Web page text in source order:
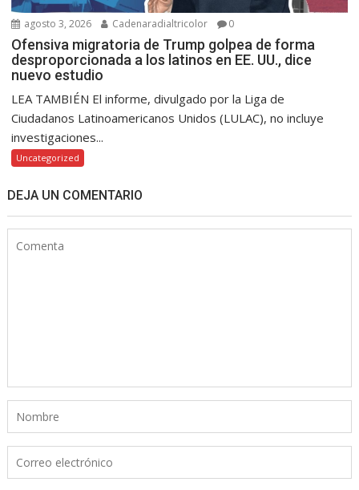
agosto 3, 2026 Cadenaradialtricolor 0
Ofensiva migratoria de Trump golpea de forma
desproporcionada a los latinos en EE. UU., dice
nuevo estudio
LEA TAMBIÉN El informe, divulgado por la Liga de
Ciudadanos Latinoamericanos Unidos (LULAC), no incluye
investigaciones...
Uncategorized
DEJA UN COMENTARIO